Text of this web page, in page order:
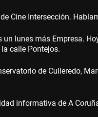
Cine Intersección.
lunes más Empresa.
calle Pontejos.
de Culleredo,
informativa de A